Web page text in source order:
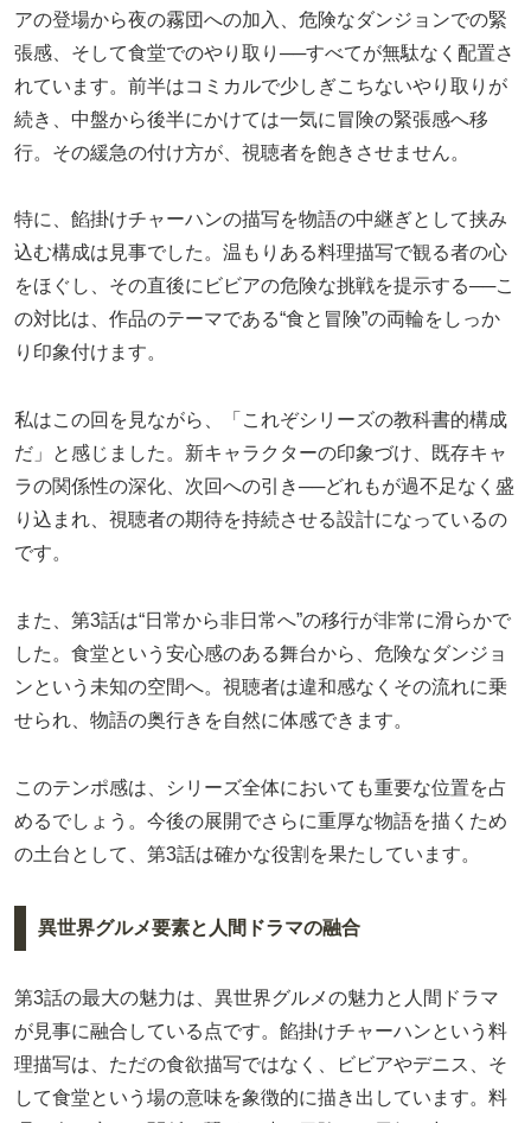
アの登場から夜の霧団への加入、危険なダンジョンでの緊
張感、そして食堂でのやり取り──すべてが無駄なく配置さ
れています。前半はコミカルで少しぎこちないやり取りが
続き、中盤から後半にかけては一気に冒険の緊張感へ移
行。その緩急の付け方が、視聴者を飽きさせません。
特に、餡掛けチャーハンの描写を物語の中継ぎとして挟み
込む構成は見事でした。温もりある料理描写で観る者の心
をほぐし、その直後にビビアの危険な挑戦を提示する──こ
の対比は、作品のテーマである“食と冒険”の両輪をしっか
り印象付けます。
私はこの回を見ながら、「これぞシリーズの教科書的構成
だ」と感じました。新キャラクターの印象づけ、既存キャ
ラの関係性の深化、次回への引き──どれもが過不足なく盛
り込まれ、視聴者の期待を持続させる設計になっているの
です。
また、第3話は“日常から非日常へ”の移行が非常に滑らかで
した。食堂という安心感のある舞台から、危険なダンジョ
ンという未知の空間へ。視聴者は違和感なくその流れに乗
せられ、物語の奥行きを自然に体感できます。
このテンポ感は、シリーズ全体においても重要な位置を占
めるでしょう。今後の展開でさらに重厚な物語を描くため
の土台として、第3話は確かな役割を果たしています。
異世界グルメ要素と人間ドラマの融合
第3話の最大の魅力は、異世界グルメの魅力と人間ドラマ
が見事に融合している点です。餡掛けチャーハンという料
理描写は、ただの食欲描写ではなく、ビビアやデニス、そ
して食堂という場の意味を象徴的に描き出しています。料